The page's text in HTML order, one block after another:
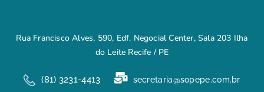
Rua Francisco Alves, 590, Edf. Negocial Center, Sala 203 Ilha
do Leite Recife / PE
(81) 3231-4413 secretaria@sopepe.com.br